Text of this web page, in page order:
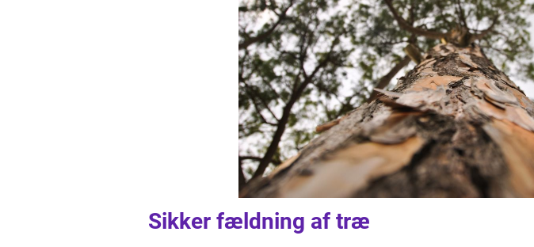
Sikker fældning af træ